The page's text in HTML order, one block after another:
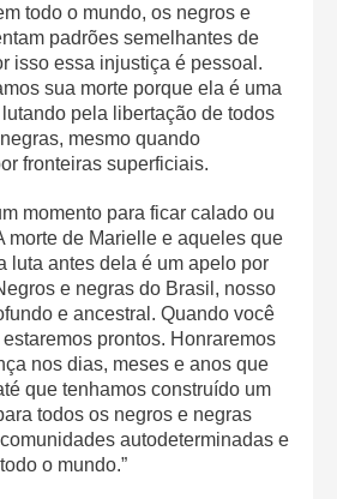
todo o mundo, os negros e
padrões semelhantes de
isso essa injustiça é pessoal.
sua morte porque ela é uma
pela libertação de todos
mesmo quando
fronteiras superficiais.
momento para ficar calado ou
morte de Marielle e aqueles que
luta antes dela é um apelo por
e negras do Brasil, nosso
e ancestral. Quando você
estaremos prontos. Honraremos
nos dias, meses e anos que
que tenhamos construído um
todos os negros e negras
autodeterminadas e
o mundo.”